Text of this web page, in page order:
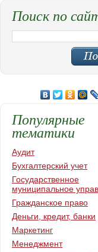
Поиск по
Популярные
тематики
Аудит
Бухгалтерский учет
Государственное
муниципальное
Гражданское право
Деньги, кредит, банки
Маркетинг
Менеджмент